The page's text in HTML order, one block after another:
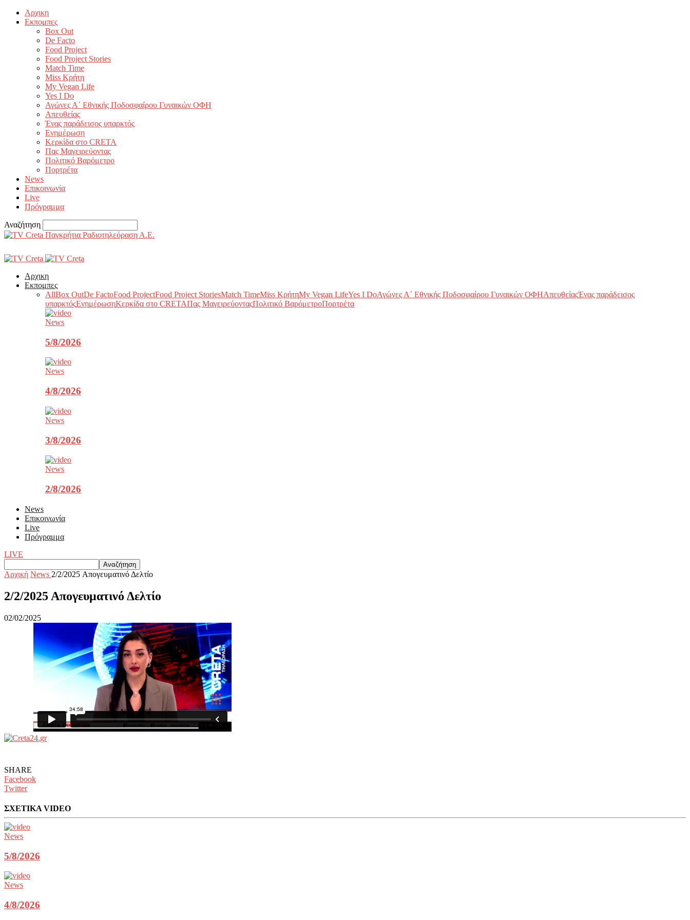
Αρχικη
Εκπομπες
Box Out
De Facto
Food Project
Food Project Stories
Match Time
Miss Κρήτη
My Vegan Life
Yes I Do
Αγώνες Α΄ Εθνικής Ποδοσφαίρου Γυναικών ΟΦΗ
Απευθείας
Ένας παράδεισος υπαρκτός
Ενημέρωση
Κερκίδα στο CRETA
Πας Μαγειρεύοντας
Πολιτικό Βαρόμετρο
Πορτρέτα
News
Επικοινωνία
Live
Πρόγραμμα
Αναζήτηση
Παγκρήτια Ραδιοτηλεόραση Α.Ε.
Αρχικη
Εκπομπες
AllBox OutDe FactoFood ProjectFood Project StoriesMatch TimeMiss ΚρήτηMy Vegan LifeYes I DoΑγώνες Α΄ Εθνικής Ποδοσφαίρου Γυναικών ΟΦΗΑπευθείαςΈνας παράδεισος
υπαρκτόςΕνημέρωσηΚερκίδα στο CRETAΠας ΜαγειρεύονταςΠολιτικό ΒαρόμετροΠορτρέτα
News
5/8/2026
News
4/8/2026
News
3/8/2026
News
2/8/2026
News
Επικοινωνία
Live
Πρόγραμμα
LIVE
Αρχική News 2/2/2025 Απογευματινό Δελτίο
2/2/2025 Απογευματινό Δελτίο
02/02/2025
SHARE
Facebook
Twitter
ΣΧΕΤΙΚΑ VIDEO
News
5/8/2026
News
4/8/2026